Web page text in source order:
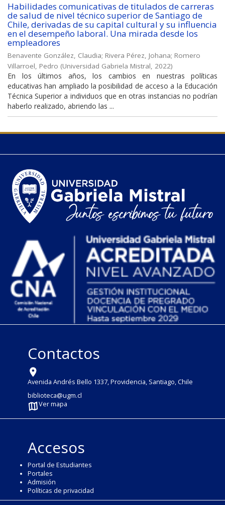
Habilidades comunicativas de titulados de carreras
de salud de nivel técnico superior de Santiago de
Chile, derivadas de su capital cultural y su influencia
en el desempeño laboral. Una mirada desde los
empleadores
Benavente González, Claudia; Rivera Pérez, Johana; Romero
Villarroel, Pedro (Universidad Gabriela Mistral, 2022)
En los últimos años, los cambios en nuestras políticas
educativas han ampliado la posibilidad de acceso a la Educación
Técnica Superior a individuos que en otras instancias no podrían
haberlo realizado, abriendo las ...
Contactos
Avenida Andrés Bello 1337, Providencia, Santiago, Chile
biblioteca@ugm.cl
Ver mapa
Accesos
Portal de Estudiantes
Portales
Admisión
Políticas de privacidad